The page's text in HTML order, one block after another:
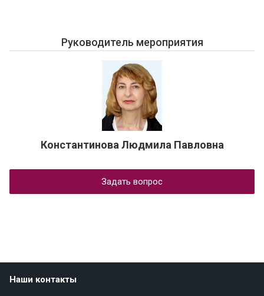
Руководитель мероприятия
Константинова Людмила Павловна
Задать вопрос
Наши контакты